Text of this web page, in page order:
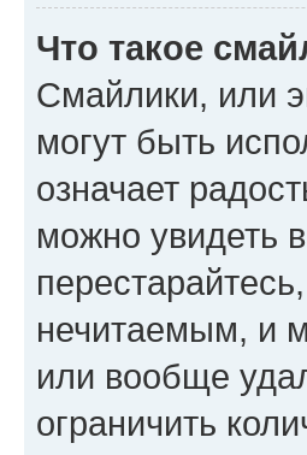
Что такое
Смайлики, или
могут быть
означает
можно увидеть
нечитаемым, и
или вообще
ограничить